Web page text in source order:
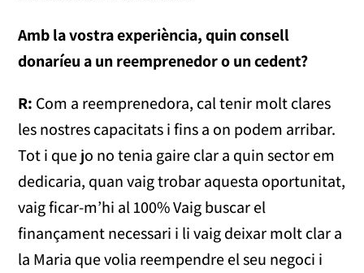
Amb la vostra experiència, quin consell
donaríeu a un reemprenedor o un cedent?
R: Com a reemprenedora, cal tenir molt clares
les nostres capacitats i fins a on podem arribar.
Tot i que jo no tenia gaire clar a quin sector em
dedicaria, quan vaig trobar aquesta oportunitat,
vaig ficar-m’hi al 100% Vaig buscar el
finançament necessari i li vaig deixar molt clar a
la Maria que volia reempendre el seu negoci i